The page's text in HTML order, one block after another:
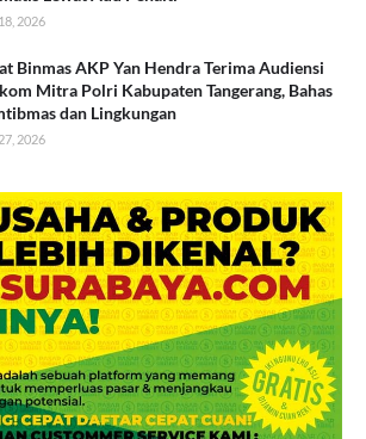
2026
Binmas AKP Yan Hendra Terima Audiensi
Mitra Polri Kabupaten Tangerang, Bahas
dan Lingkungan
2026